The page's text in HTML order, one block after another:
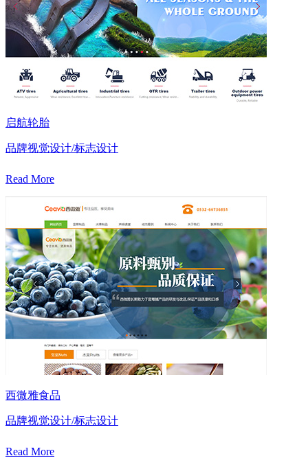
启航轮胎
品牌视觉设计/标志设计
Read More
西微雅食品
品牌视觉设计/标志设计
Read More